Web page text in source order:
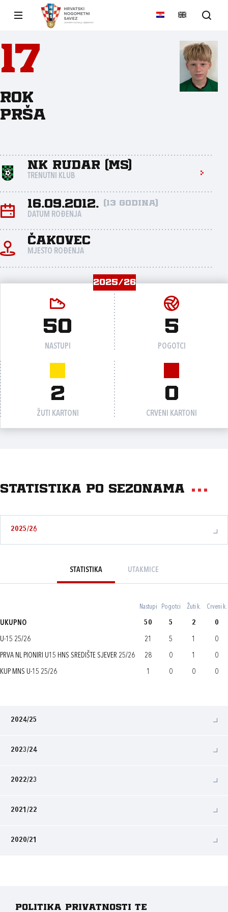
17
Rok
Prša
NK Rudar (MS)
TRENUTNI KLUB
16.09.2012. (13 godina)
DATUM ROĐENJA
Čakovec
MJESTO ROĐENJA
2025/26
50
NASTUPI
5
POGOTCI
2
ŽUTI KARTONI
0
CRVENI KARTONI
Statistika po sezonama
2025/26
STATISTIKA UTAKMICE
Nastupi Pogotci Žuti k. Crveni k.
UKUPNO 50 5 2 0
U-15 25/26 21 5 1 0
PRVA NL PIONIRI U15 HNS SREDIŠTE SJEVER 25/26 28 0 1 0
KUP MNS U-15 25/26 1 0 0 0
2024/25
2023/24
2022/23
2021/22
2020/21
Politika privatnosti te